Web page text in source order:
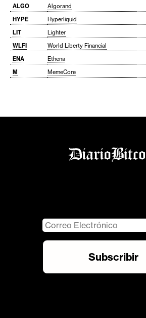
ALGO Algorand
HYPE
Hyperliquid
LIT
Lighter
WLFI
World Liberty Financial
ENA
Ethena
M
MemeCore